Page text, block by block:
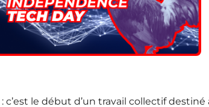
c’est le début d’un travail collectif